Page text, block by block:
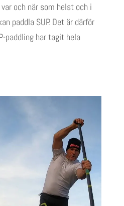
och när som helst och i
paddla SUP. Det är därför
paddling har tagit hela